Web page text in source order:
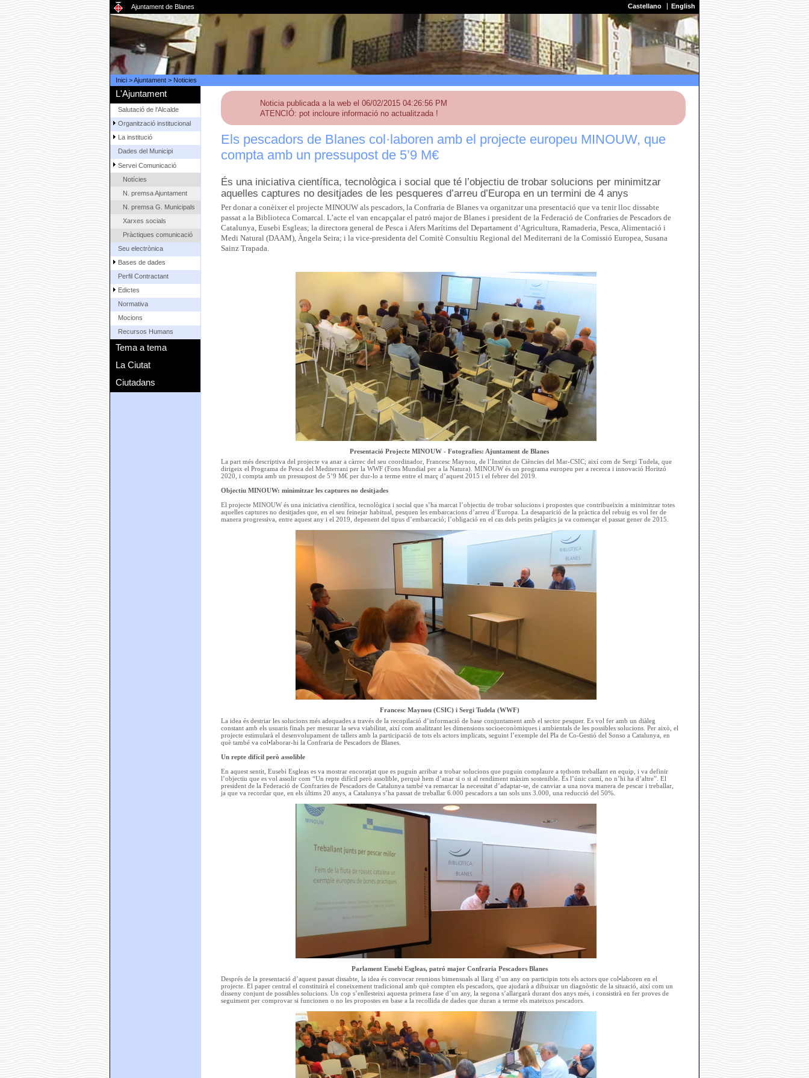
Ajuntament de Blanes Castellano English
Inici>Ajuntament> Noticies
L'Ajuntament
Salutació de l'Alcalde
Organització institucional
La institució
Dades del Municipi
Servei Comunicació
Notícies
N. premsa Ajuntament
N. premsa G. Municipals
Xarxes socials
Pràctiques comunicació
Seu electrònica
Bases de dades
Perfil Contractant
Edictes
Normativa
Mocions
Recursos Humans
Tema a tema
La Ciutat
Ciutadans
Noticia publicada a la web el 06/02/2015 04:26:56 PM
ATENCIÓ: pot incloure informació no actualitzada !
Els pescadors de Blanes col·laboren amb el projecte europeu MINOUW, que
compta amb un pressupost de 5’9 M€
És una iniciativa científica, tecnològica i social que té l’objectiu de trobar solucions per minimitzar
aquelles captures no desitjades de les pesqueres d’arreu d’Europa en un termini de 4 anys
Per donar a conèixer el projecte MINOUW als pescadors, la Confraria de Blanes va organitzar una presentació que va tenir lloc dissabte
passat a la Biblioteca Comarcal. L’acte el van encapçalar el patró major de Blanes i president de la Federació de Confraries de Pescadors de
Catalunya, Eusebi Esgleas; la directora general de Pesca i Afers Marítims del Departament d’Agricultura, Ramaderia, Pesca, Alimentació i
Medi Natural (DAAM), Àngela Seira; i la vice-presidenta del Comitè Consultiu Regional del Mediterrani de la Comissió Europea, Susana
Sainz Trapada.
Presentació Projecte MINOUW - Fotografies: Ajuntament de Blanes
La part més descriptiva del projecte va anar a càrrec del seu coordinador, Francesc Maynou, de l’Institut de Ciències del Mar-CSIC; així com de Sergi Tudela, que
dirigeix el Programa de Pesca del Mediterrani per la WWF (Fons Mundial per a la Natura). MINOUW és un programa europeu per a recerca i innovació Horitzó
2020, i compta amb un pressupost de 5’9 M€ per dur-lo a terme entre el març d’aquest 2015 i el febrer del 2019.
Objectiu MINOUW: minimitzar les captures no desitjades
El projecte MINOUW és una iniciativa científica, tecnològica i social que s’ha marcat l’objectiu de trobar solucions i propostes que contribueixin a minimitzar totes
aquelles captures no desitjades que, en el seu feinejar habitual, pesquen les embarcacions d’arreu d’Europa. La desaparició de la pràctica del rebuig es vol fer de
manera progressiva, entre aquest any i el 2019, depenent del tipus d’embarcació; l’obligació en el cas dels petits pelàgics ja va començar el passat gener de 2015.
Francesc Maynou (CSIC) i Sergi Tudela (WWF)
La idea és destriar les solucions més adequades a través de la recopilació d’informació de base conjuntament amb el sector pesquer. Es vol fer amb un diàleg
constant amb els usuaris finals per mesurar la seva viabilitat, així com analitzant les dimensions socioeconòmiques i ambientals de les possibles solucions. Per això, el
projecte estimularà el desenvolupament de tallers amb la participació de tots els actors implicats, seguint l’exemple del Pla de Co-Gestió del Sonso a Catalunya, en
què també va col•laborar-hi la Confraria de Pescadors de Blanes.
Un repte difícil però assolible
En aquest sentit, Eusebi Esgleas es va mostrar encoratjat que es puguin arribar a trobar solucions que puguin complaure a tothom treballant en equip, i va definir
l’objectiu que es vol assolir com “Un repte difícil però assolible, perquè hem d’anar si o si al rendiment màxim sostenible. És l’únic camí, no n’hi ha d’altre”. El
president de la Federació de Confraries de Pescadors de Catalunya també va remarcar la necessitat d’adaptar-se, de canviar a una nova manera de pescar i treballar,
ja que va recordar que, en els últims 20 anys, a Catalunya s’ha passat de treballar 6.000 pescadors a tan sols uns 3.000, una reducció del 50%.
Parlament Eusebi Esgleas, patró major Confraria Pescadors Blanes
Després de la presentació d’aquest passat dissabte, la idea és convocar reunions bimensuals al llarg d’un any on participin tots els actors que col•laboren en el
projecte. El paper central el constituirà el coneixement tradicional amb què compten els pescadors, que ajudarà a dibuixar un diagnòstic de la situació, així com un
disseny conjunt de possibles solucions. Un cop s’enllesteixi aquesta primera fase d’un any, la segona s’allargarà durant dos anys més, i consistirà en fer proves de
seguiment per comprovar si funcionen o no les propostes en base a la recollida de dades que duran a terme els mateixos pescadors.